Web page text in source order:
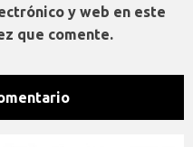
y web en este
que comente.